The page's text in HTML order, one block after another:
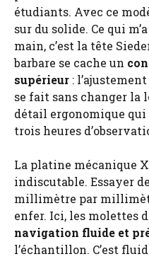
étudiants. Avec ce
sur du solide. Ce qui
main, c’est la tête
barbare se cache un
supérieur :
se fait sans changer la
détail ergonomique qui
trois heures
La platine mécanique
indiscutable. Essayer
millimètre par
enfer. Ici, les molettes
navigation fluide et
l’échantillon. C’est